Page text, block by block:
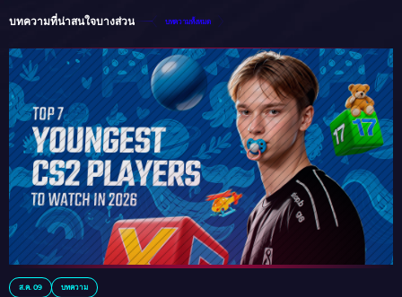
บทความที่น่าสนใจบางส่วน บทความทั้งหมด
ส.ค. 09 บทความ